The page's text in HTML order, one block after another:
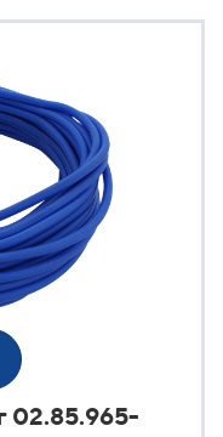
02.85.965-